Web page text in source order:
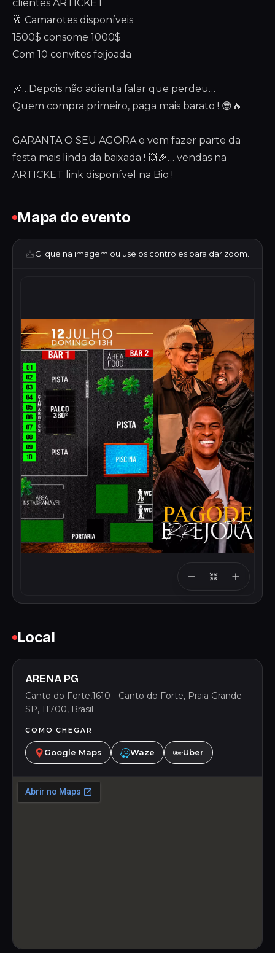
clientes ARTICKET
🥂 Camarotes disponíveis
1500$ consome 1000$
Com 10 convites feijoada
🎶…Depois não adianta falar que perdeu…
Quem compra primeiro, paga mais barato ! 😎🔥
GARANTA O SEU AGORA e vem fazer parte da
festa mais linda da baixada ! 💥🎉… vendas na
ARTICKET link disponível na Bio !
Mapa do evento
Clique na imagem ou use os controles para dar zoom.
Local
ARENA PG
Canto do Forte,1610 - Canto do Forte, Praia Grande -
SP, 11700, Brasil
COMO CHEGAR
Google Maps Waze Uber